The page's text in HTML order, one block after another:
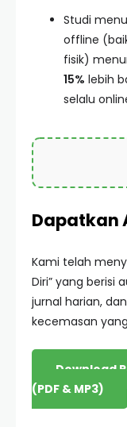
Studi
offline
fisik)
15% lebih
selalu
Dapatkan
Kami telah
Diri” yang berisi
jurnal harian,
kecemasan
Download
(PDF & MP3)